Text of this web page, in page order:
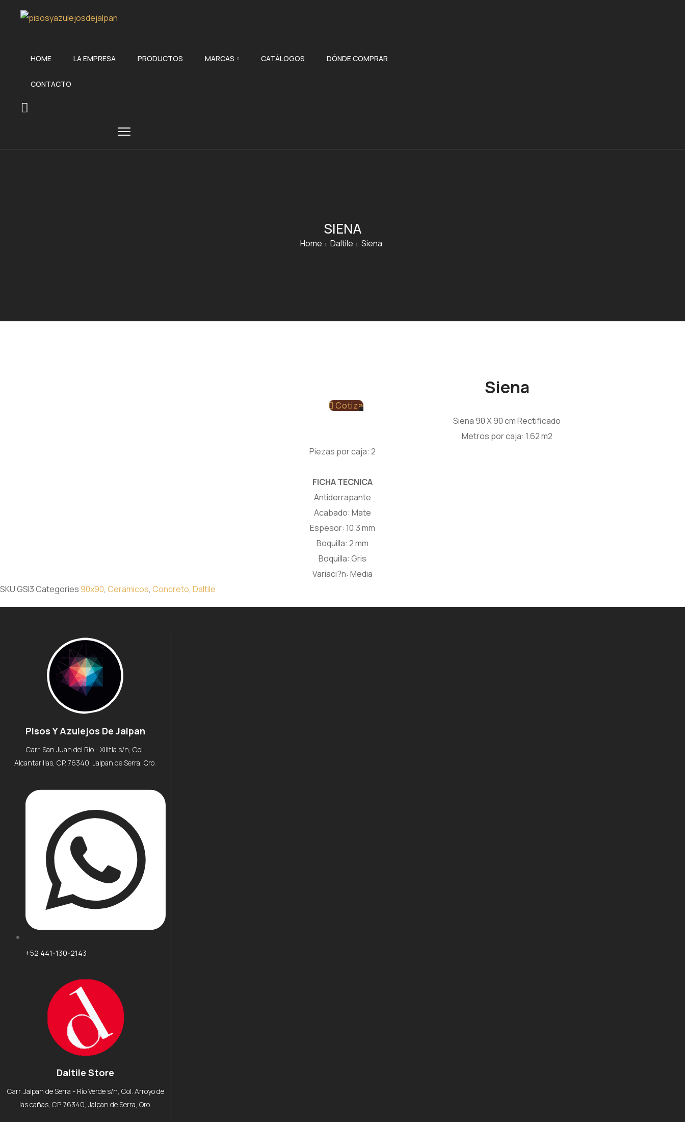
HOME LA EMPRESA PRODUCTOS MARCAS CATÁLOGOS DÓNDE COMPRAR
CONTACTO
SIENA
Home Daltile Siena
Siena
Cotiza
Siena 90 X 90 cm Rectificado
Metros por caja: 1.62 m2
Piezas por caja: 2
FICHA TECNICA
Antiderrapante
Acabado: Mate
Espesor: 10.3 mm
Boquilla: 2 mm
Boquilla: Gris
Variaci?n: Media
SKUGSI3Categories90x90, Ceramicos, Concreto, Daltile
Pisos Y Azulejos De Jalpan
Carr. San Juan del Río - Xilitla s/n, Col.
Alcantarillas, CP. 76340, Jalpan de Serra, Qro.
+52 441-130-2143
Daltile Store
Carr. Jalpan de Serra - Río Verde s/n, Col. Arroyo de
las cañas, CP. 76340, Jalpan de Serra, Qro.